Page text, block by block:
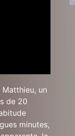
un
de 20
minutes,